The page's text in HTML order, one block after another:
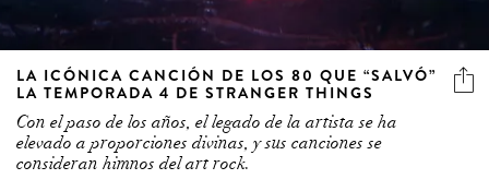
LA ICÓNICA CANCIÓN DE LOS 80 QUE “SALVÓ”
LA TEMPORADA 4 DE STRANGER THINGS
Con el paso de los años, el legado de la artista se ha
elevado a proporciones divinas, y sus canciones se
consideran himnos del art rock.